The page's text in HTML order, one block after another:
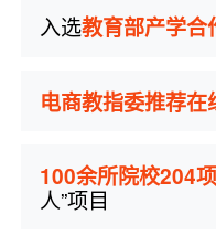
入选教育部产学合
电商教指委推荐
100余所院校204项
人”项目